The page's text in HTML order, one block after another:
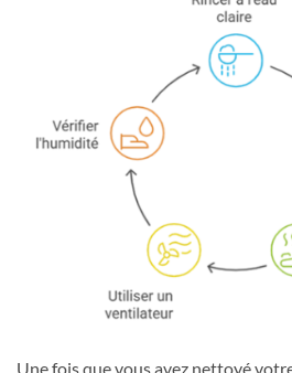
Une fois que vous avez nettoyé